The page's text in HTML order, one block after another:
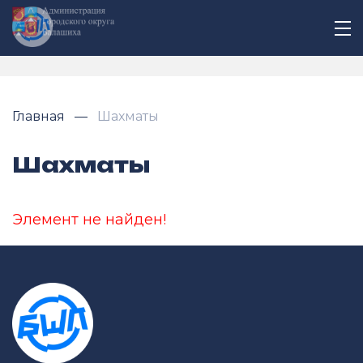
Главная Шахматы
Шахматы
Элемент не найден!